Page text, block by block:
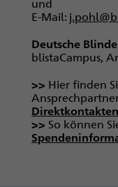
E-Mail:
Deutsche
blistaCampus,
>> Hier finden
Direktkontakten
>> So können